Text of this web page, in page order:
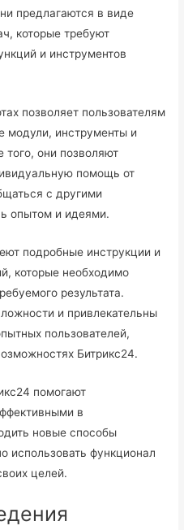
предлагаются в виде
которые требуют
и инструментов
позволяет пользователям
модули, инструменты и
они позволяют
помощь от
с другими
опытом и идеями.
подробные инструкции и
которые необходимо
результата.
и привлекательны
пользователей,
Битрикс24.
помогают
в
новые способы
использовать функционал
целей.